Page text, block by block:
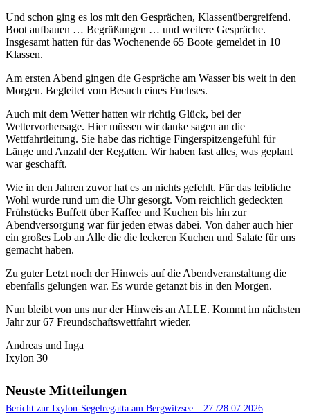
Und schon ging es los mit den Gesprächen, Klassenübergreifend.
Boot aufbauen … Begrüßungen … und weitere Gespräche.
Insgesamt hatten für das Wochenende 65 Boote gemeldet in 10
Klassen.
Am ersten Abend gingen die Gespräche am Wasser bis weit in den
Morgen. Begleitet vom Besuch eines Fuchses.
Auch mit dem Wetter hatten wir richtig Glück, bei der
Wettervorhersage. Hier müssen wir danke sagen an die
Wettfahrtleitung. Sie habe das richtige Fingerspitzengefühl für
Länge und Anzahl der Regatten. Wir haben fast alles, was geplant
war geschafft.
Wie in den Jahren zuvor hat es an nichts gefehlt. Für das leibliche
Wohl wurde rund um die Uhr gesorgt. Vom reichlich gedeckten
Frühstücks Buffett über Kaffee und Kuchen bis hin zur
Abendversorgung war für jeden etwas dabei. Von daher auch hier
ein großes Lob an Alle die die leckeren Kuchen und Salate für uns
gemacht haben.
Zu guter Letzt noch der Hinweis auf die Abendveranstaltung die
ebenfalls gelungen war. Es wurde getanzt bis in den Morgen.
Nun bleibt von uns nur der Hinweis an ALLE. Kommt im nächsten
Jahr zur 67 Freundschaftswettfahrt wieder.
Andreas und Inga
Ixylon 30
Neuste Mitteilungen
Bericht zur Ixylon-Segelregatta am Bergwitzsee – 27./28.07.2026